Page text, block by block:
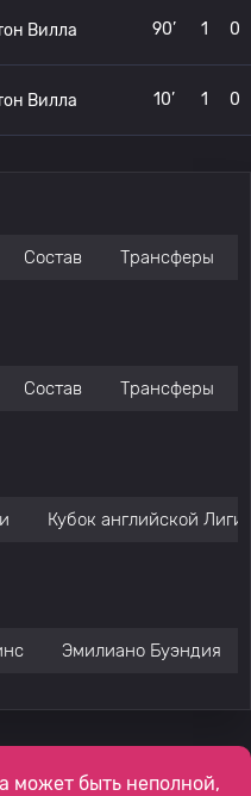
Вилла 90’ 1 0
Вилла 10’ 1 0
Состав Трансферы
Состав Трансферы
Кубок английской Лиги
Эмилиано Буэндия
быть неполной,